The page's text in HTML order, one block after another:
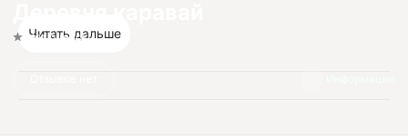
Нет оценок
Читать дальше